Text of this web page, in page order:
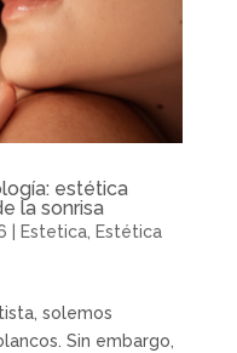
estética
la sonrisa
| Estetica, Estética
solemos
Sin embargo,